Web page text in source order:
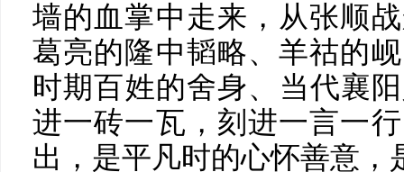
墙的血掌中走来，从张顺
葛亮的隆中韬略、羊祜的
时期百姓的舍身、当代襄
进一砖一瓦，刻进一言一
出，是平凡时的心怀善意，